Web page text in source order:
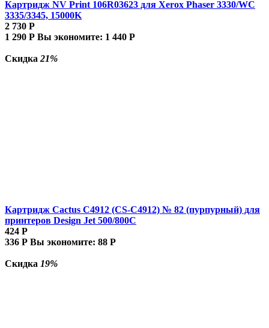
Картридж NV Print 106R03623 для Xerox Phaser 3330/WC
3335/3345, 15000K
2 730 Р
1 290 Р Вы экономите: 1 440 Р
Скидка 21%
Картридж Cactus C4912 (CS-C4912) № 82 (пурпурный) для
принтеров Design Jet 500/800C
424 Р
336 Р Вы экономите: 88 Р
Скидка 19%